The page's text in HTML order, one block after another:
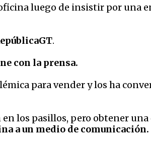
luego de insistir por una
.
con la prensa.
para vender y los ha
los pasillos, pero obtener
a un medio de comunicación.